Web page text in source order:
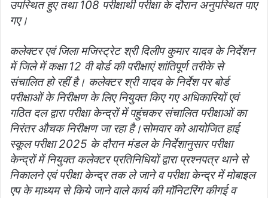
उपस्थित हुए तथा 108 परीक्षार्थी परीक्षा के दौरान अनुपस्थित पाए
गए।
कलेक्टर एवं जिला मजिस्ट्रेट श्री दिलीप कुमार यादव के निर्देशन
में जिले में कक्षा 12 वी बोर्ड की परीक्षाएं शांतिपूर्ण तरीके से
संचालित हो रहीं है। कलेक्टर श्री यादव के निर्देश पर बोर्ड
परीक्षाओं के निरीक्षण के लिए नियुक्त किए गए अधिकारियों एवं
गठित दल द्वारा परीक्षा केन्द्रों में पहुंचकर संचालित परीक्षाओं का
निरंतर औचक निरीक्षण जा रहा है।सोमवार को आयोजित हाई
स्कूल परीक्षा 2025 के दौरान मंडल के निर्देशानुसार परीक्षा
केन्द्रों में नियुक्त कलेक्टर प्रतिनिधियों द्वारा प्रश्नपत्र थाने से
निकालने एवं परीक्षा केन्द्र तक ले जाने व परीक्षा केन्द्र में मोबाइल
एप के माध्यम से किये जाने वाले कार्य की मॉनिटरिंग कीगई व